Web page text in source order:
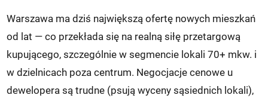
Warszawa ma dziś największą ofertę nowych mieszkań
od lat — co przekłada się na realną siłę przetargową
kupującego, szczególnie w segmencie lokali 70+ mkw. i
w dzielnicach poza centrum. Negocjacje cenowe u
dewelopera są trudne (psują wyceny sąsiednich lokali),